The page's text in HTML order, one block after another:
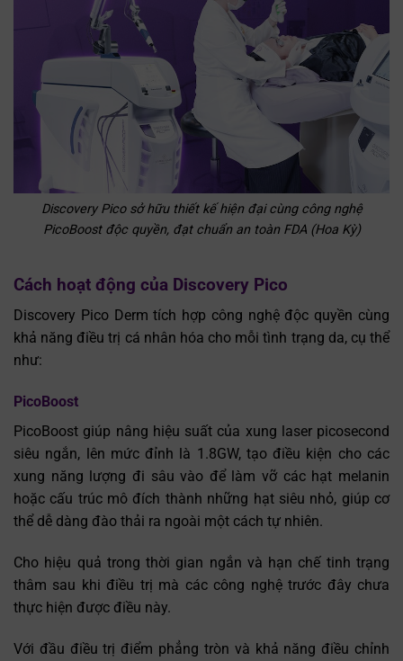
Discovery Pico sở hữu thiết kế hiện đại cùng công nghệ
PicoBoost độc quyền, đạt chuẩn an toàn FDA (Hoa Kỳ)
Cách hoạt động của Discovery Pico
Discovery Pico Derm tích hợp công nghệ độc quyền cùng
khả năng điều trị cá nhân hóa cho mỗi tình trạng da, cụ thể
như:
PicoBoost
PicoBoost giúp nâng hiệu suất của xung laser picosecond
siêu ngắn, lên mức đỉnh là 1.8GW, tạo điều kiện cho các
xung năng lượng đi sâu vào để làm vỡ các hạt melanin
hoặc cấu trúc mô đích thành những hạt siêu nhỏ, giúp cơ
thể dễ dàng đào thải ra ngoài một cách tự nhiên.
Cho hiệu quả trong thời gian ngắn và hạn chế tinh trạng
thâm sau khi điều trị mà các công nghệ trước đây chưa
thực hiện được điều này.
Với đầu điều trị điểm phẳng tròn và khả năng điều chỉnh